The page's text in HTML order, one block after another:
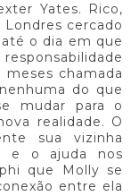
Yates. Rico,
cercado
o dia em que
chamada
do que
mudar para o
realidade. O
sua vizinha
e o ajuda nos
que Molly se
entre ela